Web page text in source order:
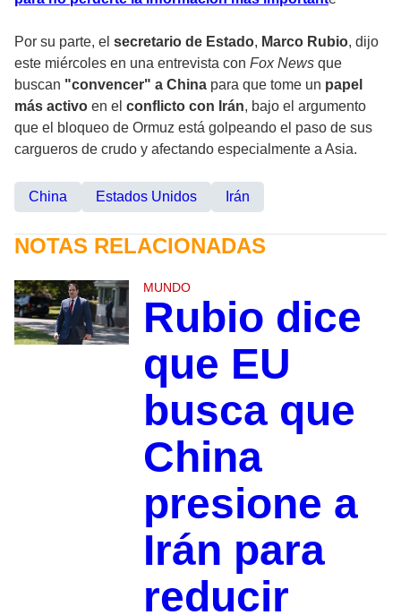
Por su parte, el secretario de Estado, Marco Rubio, dijo
este miércoles en una entrevista con Fox News que
buscan "convencer" a China para que tome un papel
más activo en el conflicto con Irán, bajo el argumento
que el bloqueo de Ormuz está golpeando el paso de sus
cargueros de crudo y afectando especialmente a Asia.
China Estados Unidos Irán
NOTAS RELACIONADAS
MUNDO
Rubio dice
que EU
busca que
China
presione a
Irán para
reducir